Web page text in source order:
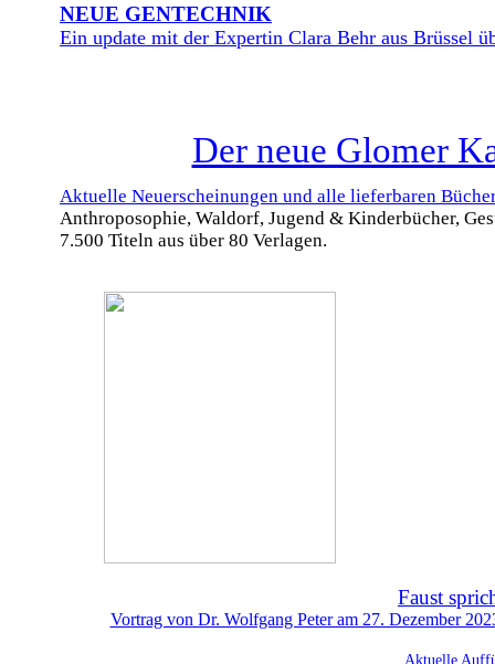
NEUE GENTECHNIK
Ein update mit der Expertin Clara Behr aus Brüssel
Der neue Glomer
Aktuelle Neuerscheinungen und alle lieferbaren
Anthroposophie, Waldorf, Jugend & Kinderbücher,
7.500 Titeln aus über 80 Verlagen.
Faust
Vortrag von Dr. Wolfgang Peter am 27. Dezember
Aktuelle